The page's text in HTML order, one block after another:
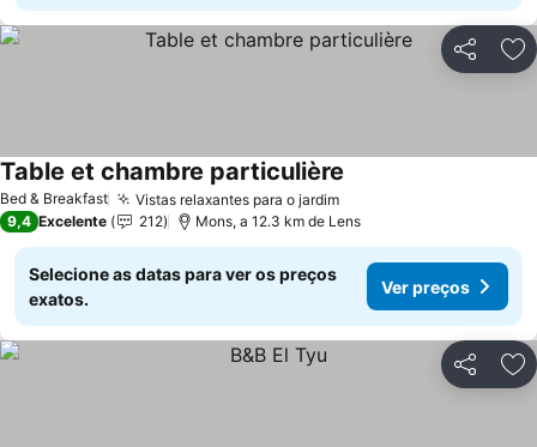
Partilhar
Bed & Breakfast Vistas relaxantes para o jardim
Table et chambre particulière
9,4 Excelente 212 Mons, a 12.3 km de Lens
Selecione as datas para ver os preços
exatos.
Ver preços
Partilhar